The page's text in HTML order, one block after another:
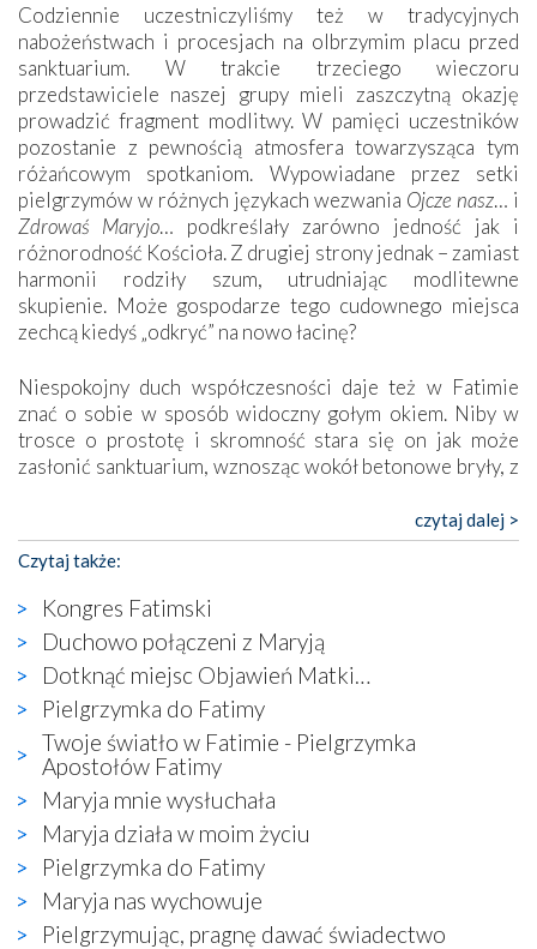
Codziennie uczestniczyliśmy też w tradycyjnych
nabożeństwach i procesjach na olbrzymim placu przed
sanktuarium. W trakcie trzeciego wieczoru
przedstawiciele naszej grupy mieli zaszczytną okazję
prowadzić fragment modlitwy. W pamięci uczestników
pozostanie z pewnością atmosfera towarzysząca tym
różańcowym spotkaniom. Wypowiadane przez setki
pielgrzymów w różnych językach wezwania Ojcze nasz… i
Zdrowaś Maryjo… podkreślały zarówno jedność jak i
różnorodność Kościoła. Z drugiej strony jednak – zamiast
harmonii rodziły szum, utrudniając modlitewne
skupienie. Może gospodarze tego cudownego miejsca
zechcą kiedyś „odkryć” na nowo łacinę?
Niespokojny duch współczesności daje też w Fatimie
znać o sobie w sposób widoczny gołym okiem. Niby w
trosce o prostotę i skromność stara się on jak może
zasłonić sanktuarium, wznosząc wokół betonowe bryły, z
katolickiego kultu. Tylko co wspólnego z żywą,
autentyczną wiarą mogą mieć płaskie, szare bunkry albo
kaplice, w których Tabernakulum przypomina bardziej
skrzynkę na narzędzia? Albo co powiedzieć o ustawionym
tuż przy nowej bazylice wielkim krzyżu, na którym
zamiast Chrystusa umieszczono dziwaczną postać jakby
wyjętą ze starożytnych hieroglifów? W kulturowym
kontekście naszych czasów to raczej karykatura niż godny
wizerunek Zbawiciela…
Zatem nawet w bezpośrednim otoczeniu sanktuarium
naocznie przekonaliśmy się, że wewnątrz Kościoła toczy
się ogromna walka o kształt katolicyzmu i o serca
wierzących. Do czego to zmaganie może prowadzić,
widzieliśmy w urokliwym, niewielkim mieście Obidos,
gdzie w miejscu dawnego kościoła działa dzisiaj…
księgarnia.
czytaj dalej >
Czytaj także:
Kongres Fatimski
Duchowo połączeni z Maryją
Dotknąć miejsc Objawień Matki…
Pielgrzymka do Fatimy
Twoje światło w Fatimie - Pielgrzymka
Apostołów Fatimy
Maryja mnie wysłuchała
Maryja działa w moim życiu
Pielgrzymka do Fatimy
Maryja nas wychowuje
Pielgrzymując, pragnę dawać świadectwo